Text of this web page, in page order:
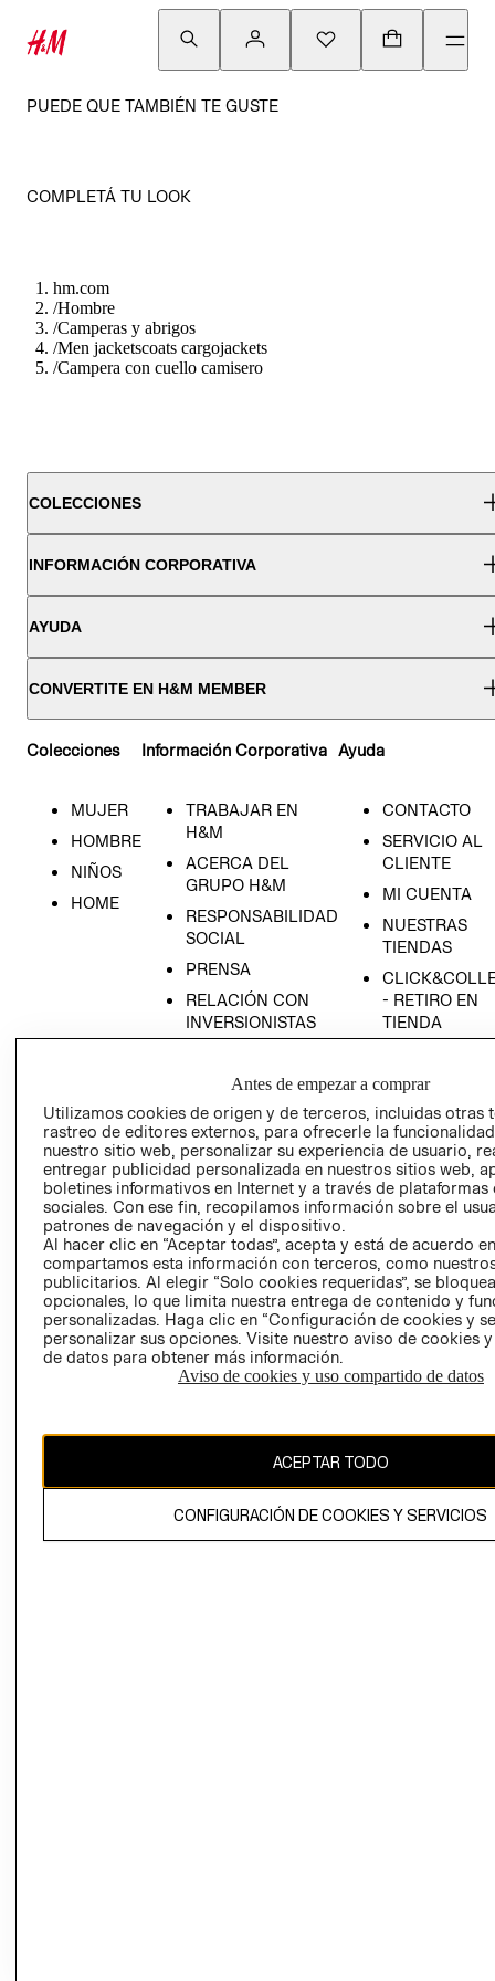
PUEDE QUE TAMBIÉN TE GUSTE
COMPLETÁ TU LOOK
hm.com
/Hombre
/Camperas y abrigos
/Men jacketscoats cargojackets
/Campera con cuello camisero
COLECCIONES
INFORMACIÓN CORPORATIVA
AYUDA
CONVERTITE EN H&M MEMBER
Colecciones
MUJER
HOMBRE
NIÑOS
HOME
Información Corporativa
TRABAJAR EN
H&M
ACERCA DEL
GRUPO H&M
RESPONSABILIDAD
SOCIAL
PRENSA
RELACIÓN CON
INVERSIONISTAS
EMPRESARIAL
Ayuda
CONTACTO
SERVICIO AL
CLIENTE
MI CUENTA
NUESTRAS
TIENDAS
- RETIRO EN
TIENDA
AVISO DE
PRIVACIDAD
GIFT CARD
AVISO DE
COOKIES
Uruguay ($U)
El contenido de esta página web está protegido por copyright y es
propiedad de H&M Hennes & Mauritz AB.
Antes de empezar a comprar
Utilizamos cookies de origen y de terceros, incluidas otras
rastreo de editores externos, para ofrecerle la
nuestro sitio web, personalizar su experiencia de usuario,
entregar publicidad personalizada en nuestros sitios web,
boletines informativos en Internet y a través de plataformas
sociales. Con ese fin, recopilamos información sobre el
patrones de navegación y el dispositivo.
Al hacer clic en “Aceptar todas”, acepta y está de acuerdo
compartamos esta información con terceros, como
publicitarios. Al elegir “Solo cookies requeridas”, se
opcionales, lo que limita nuestra entrega de contenido y
personalizadas. Haga clic en “Configuración de cookies y
personalizar sus opciones. Visite nuestro aviso de cookies
de datos para obtener más información.
Aviso de cookies y uso compartido de datos
ACEPTAR TODO
CONFIGURACIÓN DE COOKIES Y SERVICIOS